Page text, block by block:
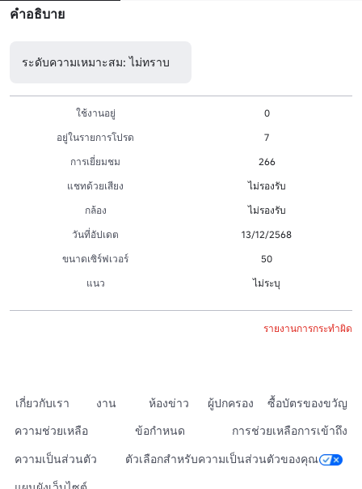
คำอธิบาย
ระดับความเหมาะสม: ไม่ทราบ
ใช้งานอยู่
0
อยู่ในรายการโปรด
7
การเยี่ยมชม
266
แชทด้วยเสียง
ไม่รองรับ
กล้อง
ไม่รองรับ
วันที่อัปเดต
13/12/2568
ขนาดเซิร์ฟเวอร์
50
แนว
ไม่ระบุ
รายงานการกระทำผิด
เกี่ยวกับเรา งาน ห้องข่าว ผู้ปกครอง
ซื้อบัตรของขวัญ
ความช่วยเหลือ
ข้อกำหนด
การช่วยเหลือการเข้าถึง
ความเป็นส่วนตัว
ตัวเลือกสำหรับความเป็นส่วนตัวของคุณ